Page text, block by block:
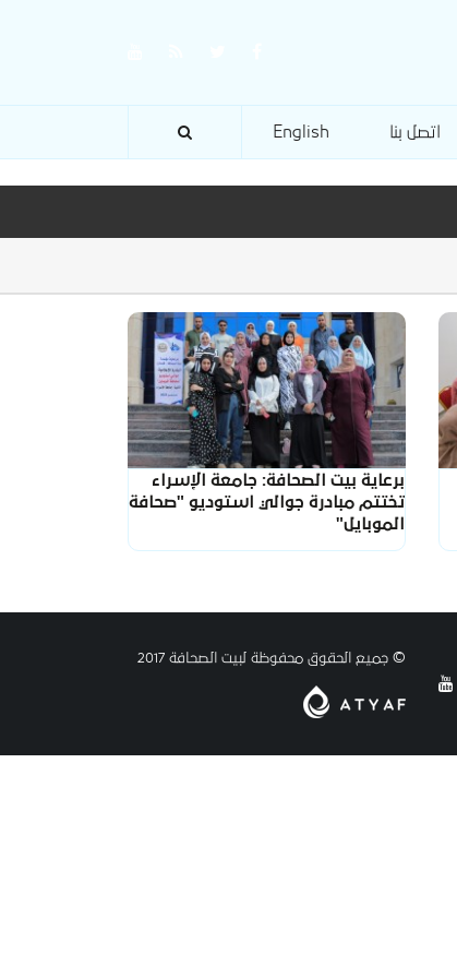
اتصل بنا English
برعاية بيت الصحافة: جامعة الإسراء
تختتم مبادرة جوالي استوديو "صحافة
الموبايل"
© جميع الحقوق محفوظة لبيت الصحافة 2017